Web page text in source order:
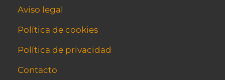
Aviso legal
Política de cookies
Política de privacidad
Contacto